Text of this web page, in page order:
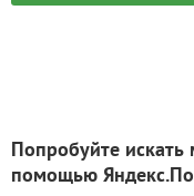
Попробуйте
помощью